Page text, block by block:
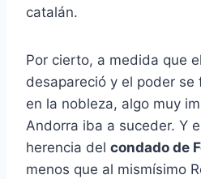
catalán.
Por cierto, a medida que
desapareció y el poder se
en la nobleza, algo muy
Andorra iba a suceder. Y
herencia del condado de
menos que al mismísimo